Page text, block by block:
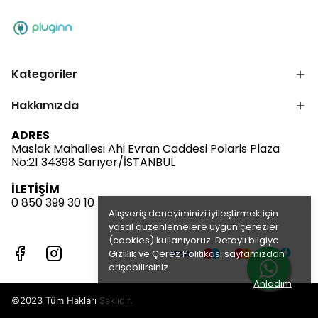
Alışveriş deneyiminizi iyileştirmek için
yasal düzenlemelere uygun çerezler
(cookies) kullanıyoruz. Detaylı bilgiye
Gizlilik ve Çerez Politikası sayfamızdan
erişebilirsiniz.
Anladım
Kategoriler
Hakkımızda
ADRES
Maslak Mahallesi Ahi Evran Caddesi Polaris Plaza
No:21 34398 Sarıyer/İSTANBUL
İLETİŞİM
0 850 399 30 10
©2023 Tüm Hakları Saklıdır.